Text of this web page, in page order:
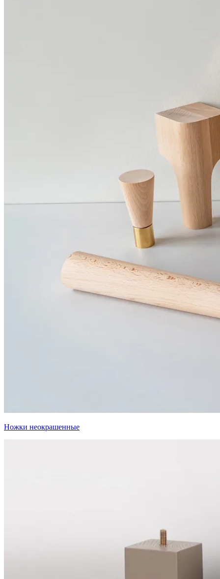
Ножки неокрашенные